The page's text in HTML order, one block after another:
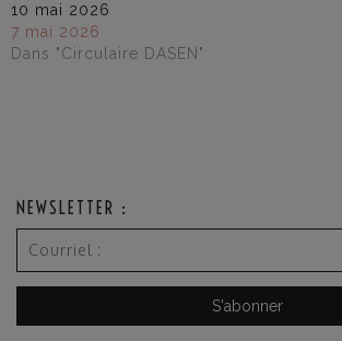
10 mai 2026
7 mai 2026
Dans "Circulaire DASEN"
NEWSLETTER :